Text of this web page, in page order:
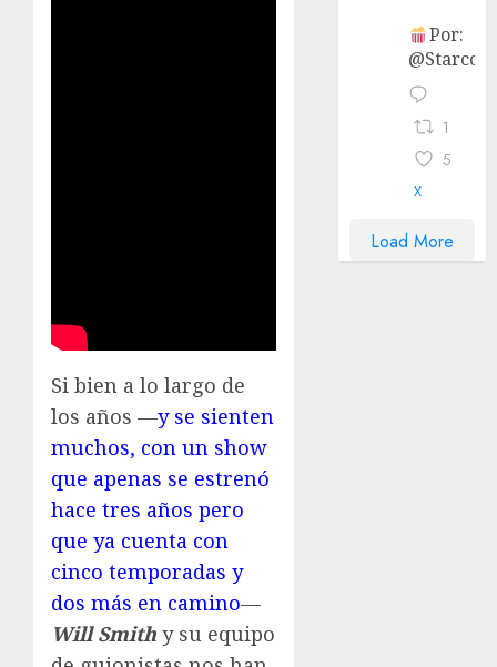
Si bien a lo largo de
los años —y se sienten
muchos, con un show
que apenas se estrenó
hace tres años pero
que ya cuenta con
cinco temporadas y
dos más en camino—
Will Smith y su equipo
Por:
1
5
X
Load More